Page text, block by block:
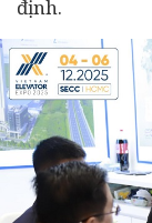
định.